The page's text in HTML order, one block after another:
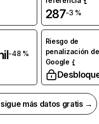
287-3 %
-48 %
Riesgo de
penalización de
Google
más datos gratis →